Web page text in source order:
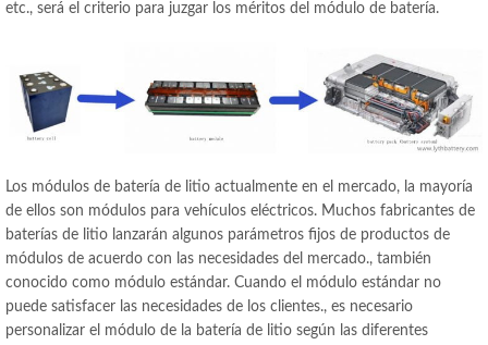
etc., será el criterio para juzgar los méritos del módulo de batería.
Los módulos de batería de litio actualmente en el mercado, la mayoría
de ellos son módulos para vehículos eléctricos. Muchos fabricantes de
baterías de litio lanzarán algunos parámetros fijos de productos de
módulos de acuerdo con las necesidades del mercado., también
conocido como módulo estándar. Cuando el módulo estándar no
puede satisfacer las necesidades de los clientes., es necesario
personalizar el módulo de la batería de litio según las diferentes